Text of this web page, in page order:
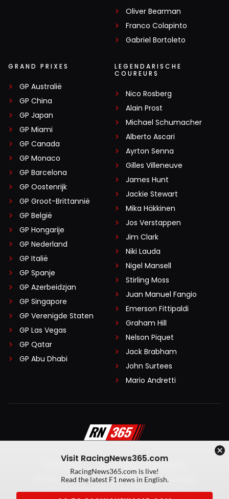
Oliver Bearman
Franco Colapinto
Gabriel Bortoleto
GRAND PRIXES
GP Australië
GP China
GP Japan
GP Miami
GP Canada
GP Monaco
GP Barcelona
GP Oostenrijk
GP Groot-Brittannië
GP België
GP Hongarije
GP Nederland
GP Italië
GP Spanje
GP Azerbeidzjan
GP Singapore
GP Verenigde Staten
GP Las Vegas
GP Qatar
GP Abu Dhabi
LEGENDARISCHE
COUREURS
Nico Rosberg
Alain Prost
Michael Schumacher
Alberto Ascari
Ayrton Senna
Gilles Villeneuve
James Hunt
Jackie Stewart
Mika Häkkinen
Jos Verstappen
Jim Clark
Niki Lauda
Nigel Mansell
Stirling Moss
Juan Manuel Fangio
Emerson Fittipaldi
Graham Hill
Nelson Piquet
Jack Brabham
John Surtees
Mario Andretti
Algemene voorwaarden
Privacy Policy
Created by On Your Marks
Privacy manager
Kansspeluitingen
Visit RacingNews365.com
RacingNews365.com is live!
Read the latest F1 news in English.